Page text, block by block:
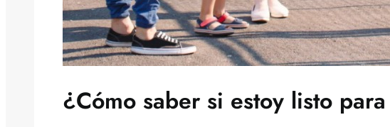
¿Cómo saber si estoy listo